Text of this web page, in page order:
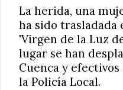
La herida, una
ha sido trasladada
'Virgen de la Luz
lugar se han
Cuenca y
la Policía Local.